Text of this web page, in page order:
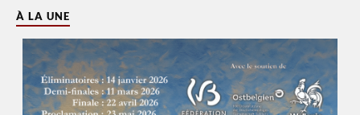
À LA UNE